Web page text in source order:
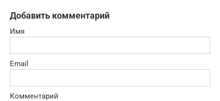
Добавить комментарий
Имя
Email
Комментарий